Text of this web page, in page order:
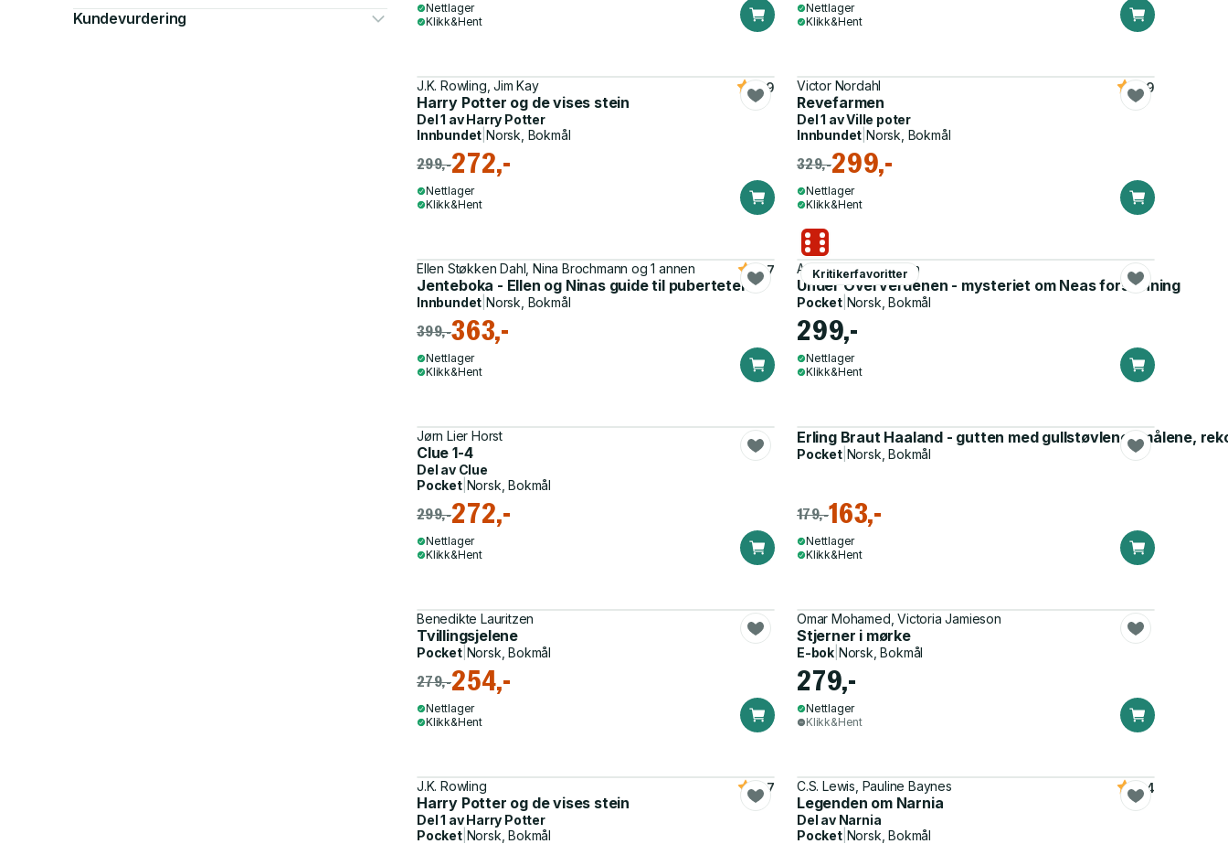
Kundevurdering
Nettlager
Klikk&Hent
Nettlager
Klikk&Hent
J.K. Rowling, Jim Kay
Harry Potter og de vises stein
4.9
Del 1 avHarry Potter
Innbundet |Norsk, Bokmål
299,-272,-
Nettlager
Klikk&Hent
Victor Nordahl
Revefarmen
4.9
Del 1 avVille poter
Innbundet |Norsk, Bokmål
329,-299,-
Nettlager
Klikk&Hent
Ellen Støkken Dahl, Nina Brochmann og 1 annen
Jenteboka - Ellen og Ninas guide til puberteten
4.7
Innbundet |Norsk, Bokmål
399,-363,-
Nettlager
Klikk&Hent
Kritikerfavoritter
Anne Sem-Jacobsen
Under Oververdenen - mysteriet om Neas forsvinning
Pocket| Norsk, Bokmål
299,-
Nettlager
Klikk&Hent
Jørn Lier Horst
Clue 1-4
Del av Clue
Pocket| Norsk, Bokmål
299,-272,-
Nettlager
Klikk&Hent
Erling Braut Haaland - gutten med gullstøvlene : målene,
Pocket| Norsk, Bokmål
179,-163,-
Nettlager
Klikk&Hent
Benedikte Lauritzen
Tvillingsjelene
Pocket| Norsk, Bokmål
279,-254,-
Nettlager
Klikk&Hent
Omar Mohamed, Victoria Jamieson
Stjerner i mørke
E-bok Norsk, Bokmål
279,-
Nettlager
Klikk&Hent
J.K. Rowling
Harry Potter og de vises stein
4.7
Del 1 avHarry Potter
Pocket| Norsk, Bokmål
C.S. Lewis, Pauline Baynes
Legenden om Narnia
4.4
Del av Narnia
Pocket| Norsk, Bokmål